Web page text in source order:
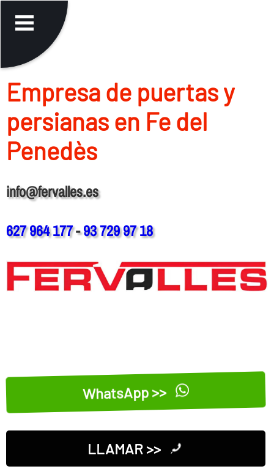
Empresa de puertas y
persianas en Fe del
Penedès
info@fervalles.es
627 964 177-93 729 97 18
WhatsApp >>
LLAMAR >>